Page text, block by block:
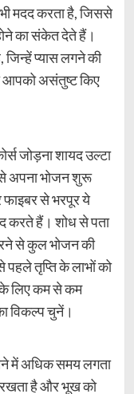
मदद करता है, जिससे
का संकेत देते हैं।
जिन्हें प्यास लगने की
आपको असंतुष्ट किए
जोड़ना शायद उल्टा
अपना भोजन शुरू
से भरपूर ये
करते हैं। शोध से पता
से कुल भोजन की
तृप्ति के लाभों को
के लिए कम से कम
विकल्प चुनें।
में अधिक समय लगता
है और भूख को